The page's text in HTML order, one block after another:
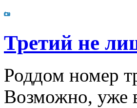
Третий не
Роддом номер
Возможно, уже